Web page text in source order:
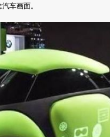
车画面。